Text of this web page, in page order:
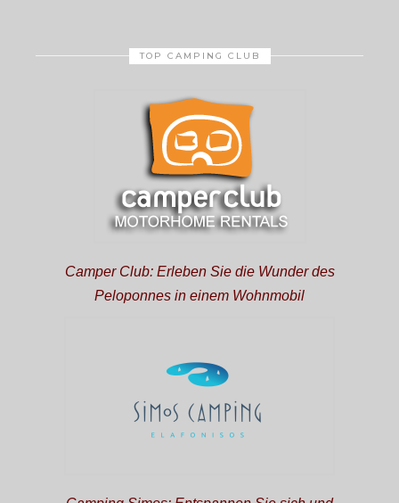
TOP CAMPING CLUB
Camper Club: Erleben Sie die Wunder des
Peloponnes in einem Wohnmobil